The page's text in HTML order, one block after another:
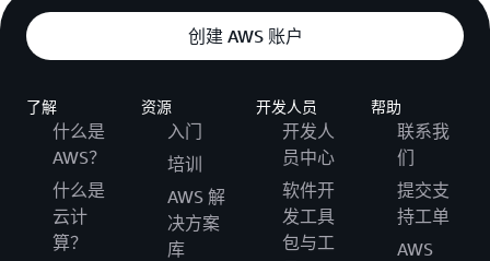
创建 AWS 账户
了解
什么是
AWS？
什么是
云计
算？
资源
入门
培训
AWS 解
决方案
库
开发人员
开发人
员中心
软件开
发工具
包与工
帮助
联系我
们
提交支
持工单
AWS